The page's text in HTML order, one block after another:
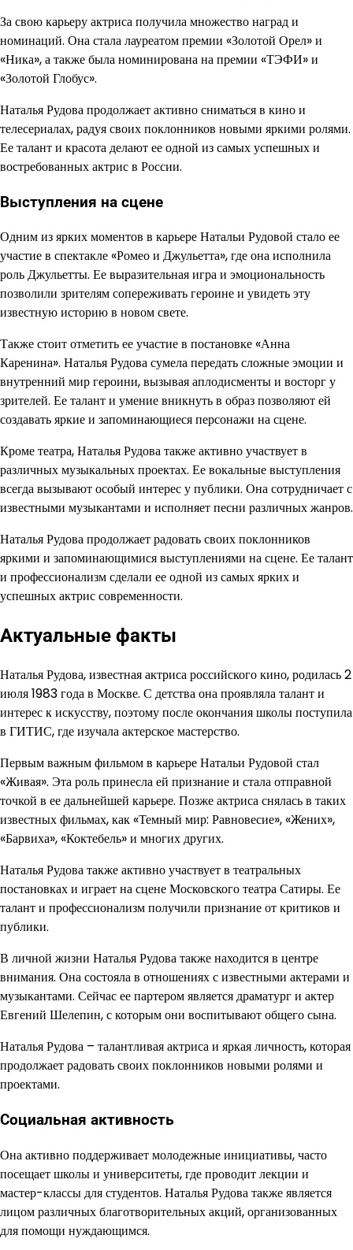
За свою карьеру актриса получила множество наград и
номинаций. Она стала лауреатом премии «Золотой Орел» и
«Ника», а также была номинирована на премии «ТЭФИ» и
«Золотой Глобус».
Наталья Рудова продолжает активно сниматься в кино и
телесериалах, радуя своих поклонников новыми яркими ролями.
Ее талант и красота делают ее одной из самых успешных и
востребованных актрис в России.
Выступления на сцене
Одним из ярких моментов в карьере Натальи Рудовой стало ее
участие в спектакле «Ромео и Джульетта», где она исполнила
роль Джульетты. Ее выразительная игра и эмоциональность
позволили зрителям сопереживать героине и увидеть эту
известную историю в новом свете.
Также стоит отметить ее участие в постановке «Анна
Каренина». Наталья Рудова сумела передать сложные эмоции и
внутренний мир героини, вызывая аплодисменты и восторг у
зрителей. Ее талант и умение вникнуть в образ позволяют ей
создавать яркие и запоминающиеся персонажи на сцене.
Кроме театра, Наталья Рудова также активно участвует в
различных музыкальных проектах. Ее вокальные выступления
всегда вызывают особый интерес у публики. Она сотрудничает с
известными музыкантами и исполняет песни различных жанров.
Наталья Рудова продолжает радовать своих поклонников
яркими и запоминающимися выступлениями на сцене. Ее талант
и профессионализм сделали ее одной из самых ярких и
успешных актрис современности.
Актуальные факты
Наталья Рудова, известная актриса российского кино, родилась 2
июля 1983 года в Москве. С детства она проявляла талант и
интерес к искусству, поэтому после окончания школы поступила
в ГИТИС, где изучала актерское мастерство.
Первым важным фильмом в карьере Натальи Рудовой стал
«Живая». Эта роль принесла ей признание и стала отправной
точкой в ее дальнейшей карьере. Позже актриса снялась в таких
известных фильмах, как «Темный мир: Равновесие», «Жених»,
«Барвиха», «Коктебель» и многих других.
Наталья Рудова также активно участвует в театральных
постановках и играет на сцене Московского театра Сатиры. Ее
талант и профессионализм получили признание от критиков и
публики.
В личной жизни Наталья Рудова также находится в центре
внимания. Она состояла в отношениях с известными актерами и
музыкантами. Сейчас ее партером является драматург и актер
Евгений Шелепин, с которым они воспитывают общего сына.
Наталья Рудова – талантливая актриса и яркая личность, которая
продолжает радовать своих поклонников новыми ролями и
проектами.
Социальная активность
Она активно поддерживает молодежные инициативы, часто
посещает школы и университеты, где проводит лекции и
мастер-классы для студентов. Наталья Рудова также является
лицом различных благотворительных акций, организованных
для помощи нуждающимся.